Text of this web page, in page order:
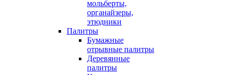
мольберты,
органайзеры,
этюдники
Палитры
Бумажные
отрывные палитры
Деревянные
палитры